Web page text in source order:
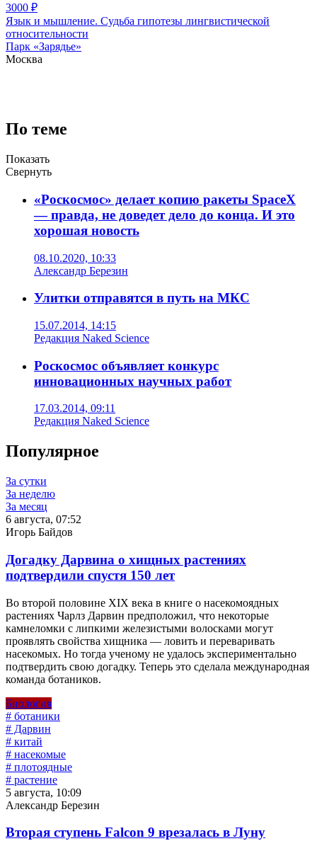
3000 ₽
Язык и мышление. Судьба гипотезы лингвистической
относительности
Парк «Зарядье»
Москва
По теме
Показать
Свернуть
«Роскосмос» делает копию ракеты SpaceX
— правда, не доведет дело до конца. И это
хорошая новость
08.10.2020, 10:33
Александр Березин
Улитки отправятся в путь на МКС
15.07.2014, 14:15
Редакция Naked Science
Роскосмос объявляет конкурс
инновационных научных работ
17.03.2014, 09:11
Редакция Naked Science
Популярное
За сутки
За неделю
За месяц
6 августа, 07:52
Игорь Байдов
Догадку Дарвина о хищных растениях
подтвердили спустя 150 лет
Во второй половине XIX века в книге о насекомоядных
растениях Чарлз Дарвин предположил, что некоторые
камнеломки с липкими железистыми волосками могут
проявлять свойства хищника — ловить и переваривать
насекомых. Но тогда ученому не удалось экспериментально
подтвердить свою догадку. Теперь это сделала международная
команда ботаников.
Биология
# ботаники
# Дарвин
# китай
# насекомые
# плотоядные
# растение
5 августа, 10:09
Александр Березин
Вторая ступень Falcon 9 врезалась в Луну